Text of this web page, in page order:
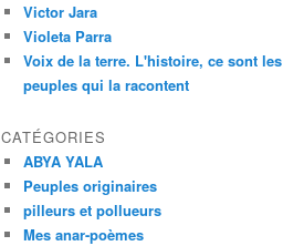
Victor Jara
Violeta Parra
Voix de la terre. L'histoire, ce sont les
peuples qui la racontent
CATÉGORIES
ABYA YALA
Peuples originaires
pilleurs et pollueurs
Mes anar-poèmes